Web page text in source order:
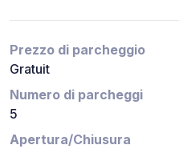
Prezzo di parcheggio
Gratuit
Numero di parcheggi
5
Apertura/Chiusura